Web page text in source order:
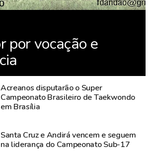
por vocação e
Acreanos disputarão o Super
Campeonato Brasileiro de Taekwondo
em Brasília
Santa Cruz e Andirá vencem e seguem
na liderança do Campeonato Sub-17